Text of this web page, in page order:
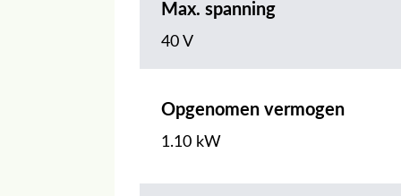
Max. spanning
40 V
Opgenomen vermogen
1.10 kW